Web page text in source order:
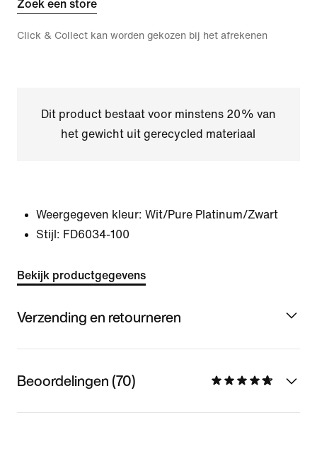
Zoek een store
Click & Collect kan worden gekozen bij het afrekenen
Dit product bestaat voor minstens 20% van
het gewicht uit gerecycled materiaal
Weergegeven kleur: Wit/Pure Platinum/Zwart
Stijl: FD6034-100
Bekijk productgegevens
Verzending en retourneren
Beoordelingen (70)